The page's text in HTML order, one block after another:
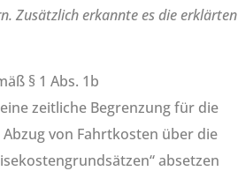
Zusätzlich erkannte es die erklärten
§ 1 Abs. 1b
zeitliche Begrenzung für die
von Fahrtkosten über die
absetzen